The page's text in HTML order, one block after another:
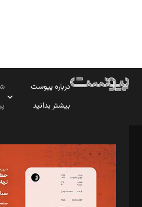
درباره پیوست
بیشتر بدانید
مدیر مسئول: محمدباقر اثنی‌عشری
سردبیر: مهرک محمودی
دبیر تحریریه: میثم قاسمی
د‌بیر ناداستان: سمانه سمیع